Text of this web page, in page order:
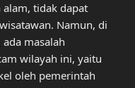
tidak dapat
Namun, di
masalah
wilayah ini, yaitu
oleh pemerintah